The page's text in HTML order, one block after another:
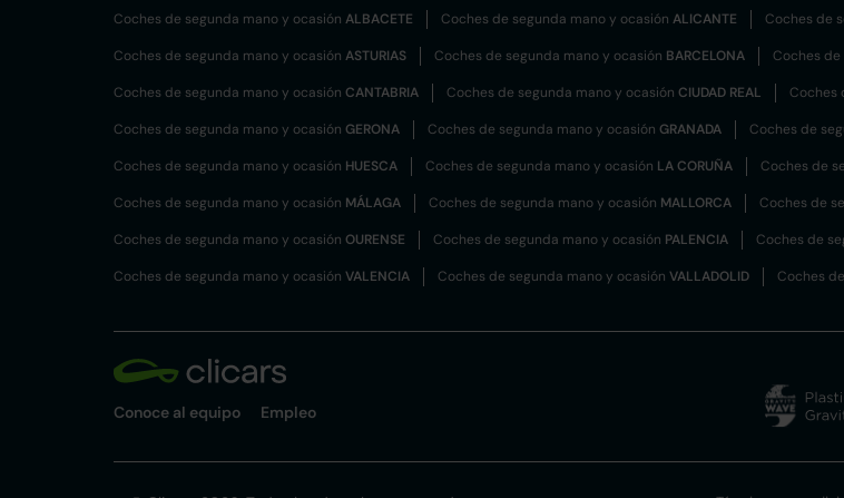
Coches de segunda mano y ocasión ALBACETE Coches de segunda mano y ocasión ALICANTE Coches de
Coches de segunda mano y ocasión ASTURIAS Coches de segunda mano y ocasión BARCELONA Coches de
Coches de segunda mano y ocasión CANTABRIA Coches de segunda mano y ocasión CIUDAD REAL Coches
Coches de segunda mano y ocasión GERONA Coches de segunda mano y ocasión GRANADA Coches de
Coches de segunda mano y ocasión HUESCA Coches de segunda mano y ocasión LA CORUÑA Coches de
Coches de segunda mano y ocasión MÁLAGA Coches de segunda mano y ocasión MALLORCA Coches de
Coches de segunda mano y ocasión OURENSE Coches de segunda mano y ocasión PALENCIA Coches de
Coches de segunda mano y ocasión VALENCIA Coches de segunda mano y ocasión VALLADOLID Coches
Conoce al equipo Empleo